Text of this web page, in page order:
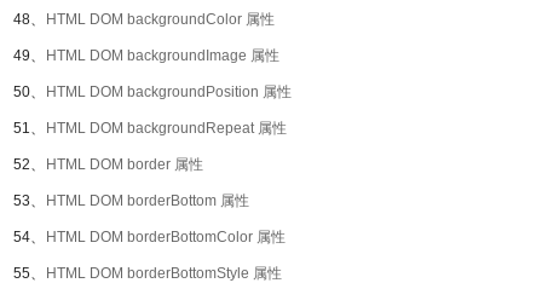
48、 HTML DOM backgroundColor 属性
49、 HTML DOM backgroundImage 属性
50、 HTML DOM backgroundPosition 属性
51、 HTML DOM backgroundRepeat 属性
52、 HTML DOM border 属性
53、 HTML DOM borderBottom 属性
54、 HTML DOM borderBottomColor 属性
55、 HTML DOM borderBottomStyle 属性